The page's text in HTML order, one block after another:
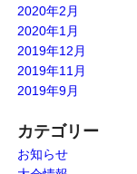
2020年2月
2020年1月
2019年12月
2019年11月
2019年9月
カテゴリー
お知らせ